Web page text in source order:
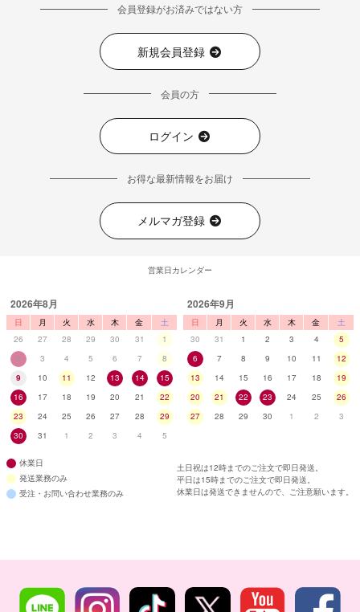
会員登録がお済みではない方
新規会員登録
会員の方
ログイン
お得な最新情報をお届け
メルマガ登録
営業日カレンダー
2026年8月
日 月 火 水 木 金
土
26
27 28 29 30 31
1
2
3 4 5 6 7
8
9
10 11 12 13 14
15
16
17 18 19 20 21
22
23
24 25 26 27 28
29
30
31 1 2 3 4 5
2026年9月
日 月 火 水 木 金
土
30
31 1 2 3 4
5
6
7 8 9 10 11
12
13
14 15 16 17 18
19
20
21 22 23 24 25
26
27
28 29 30 1 2 3
休業日
発送業務のみ
受注・お問い合わせ業務のみ
土日祝は12時までのご注文で即日発送。
平日は15時までのご注文で即日発送。
休業日は発送できませんので、ご注意願います。